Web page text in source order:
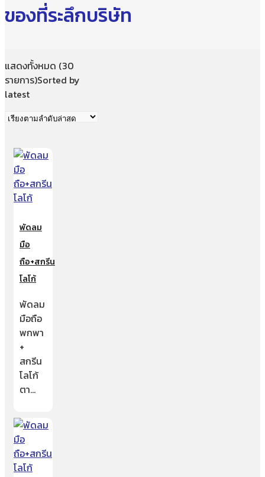
ของที่ระลึกบริษัท
แสดงทั้งหมด (30
รายการ)Sorted by
latest
พัดลม
มือ
ถือ+สกรีน
โลโก้
พัดลม
มือถือ
พกพา
+
สกรีน
โลโก้
ตา…